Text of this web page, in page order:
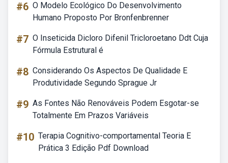
#6 O Modelo Ecológico Do Desenvolvimento
Humano Proposto Por Bronfenbrenner
#7 O Inseticida Dicloro Difenil Tricloroetano Ddt Cuja
Fórmula Estrutural é
#8 Considerando Os Aspectos De Qualidade E
Produtividade Segundo Sprague Jr
#9 As Fontes Não Renováveis Podem Esgotar-se
Totalmente Em Prazos Variáveis
#10 Terapia Cognitivo-comportamental Teoria E
Prática 3 Edição Pdf Download